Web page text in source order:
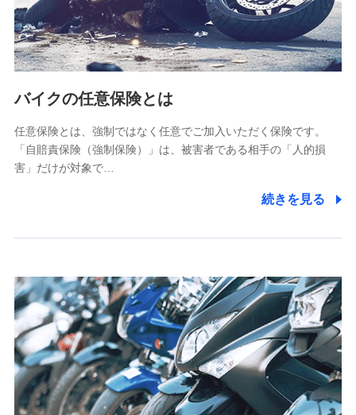
ペットメディカルサポート株式会社
(https://pshoken.co.jp/)
リトルファミリー少額短期保険株式会社
(https://www.littlefamily-ssi.com/)
2.共同募集を行う代理店から受領する個人情報
郵便、電話、およびＥメール等により、当社と取引のあるも
しくは委託を受けている保険会社・提携会社の保険その他に
関する情報を提供し、金融商品等の契約を勧奨するため、ま
た維持管理等の委託業務遂行のため、またそれらに付帯、関
（なお、当社は複数の保険会社と取引があり、取得した個人
3.セミナー募集サイトから取得した個人情報
各種セミナーの案内、開催のため
上記に係る連絡・手続き・管理等付帯業務を行うため
4.家族・友達紹介にて取得した個人情報
被紹介者への連絡、及び当社と取引のあるもしくは委託を受
けている保険会社・提携会社の保険その他に関する情報を提
バイクの任意保険とは
任意保険とは、強制ではなく任意でご加入いただく保険です。
「自賠責保険（強制保険）」は、被害者である相手の「人的損
害」だけが対象で…
続きを見る